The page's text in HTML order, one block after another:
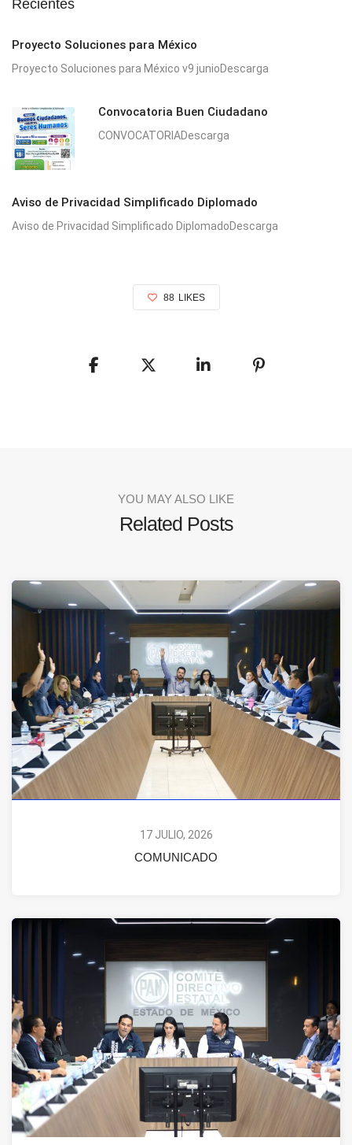
Recientes
Proyecto Soluciones para México
Proyecto Soluciones para México v9 junioDescarga
Convocatoria Buen Ciudadano
CONVOCATORIADescarga
Aviso de Privacidad Simplificado Diplomado
Aviso de Privacidad Simplificado DiplomadoDescarga
88 LIKES
YOU MAY ALSO LIKE
Related Posts
17 JULIO, 2026
COMUNICADO